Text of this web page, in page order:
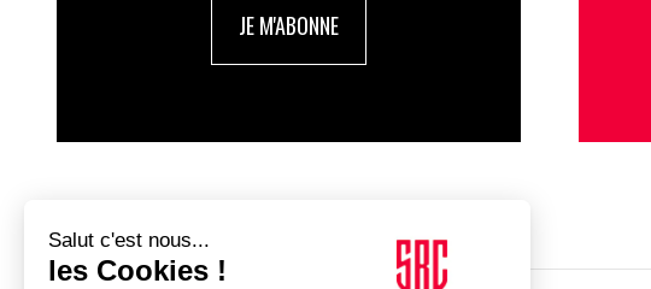
JE M'ABONNE